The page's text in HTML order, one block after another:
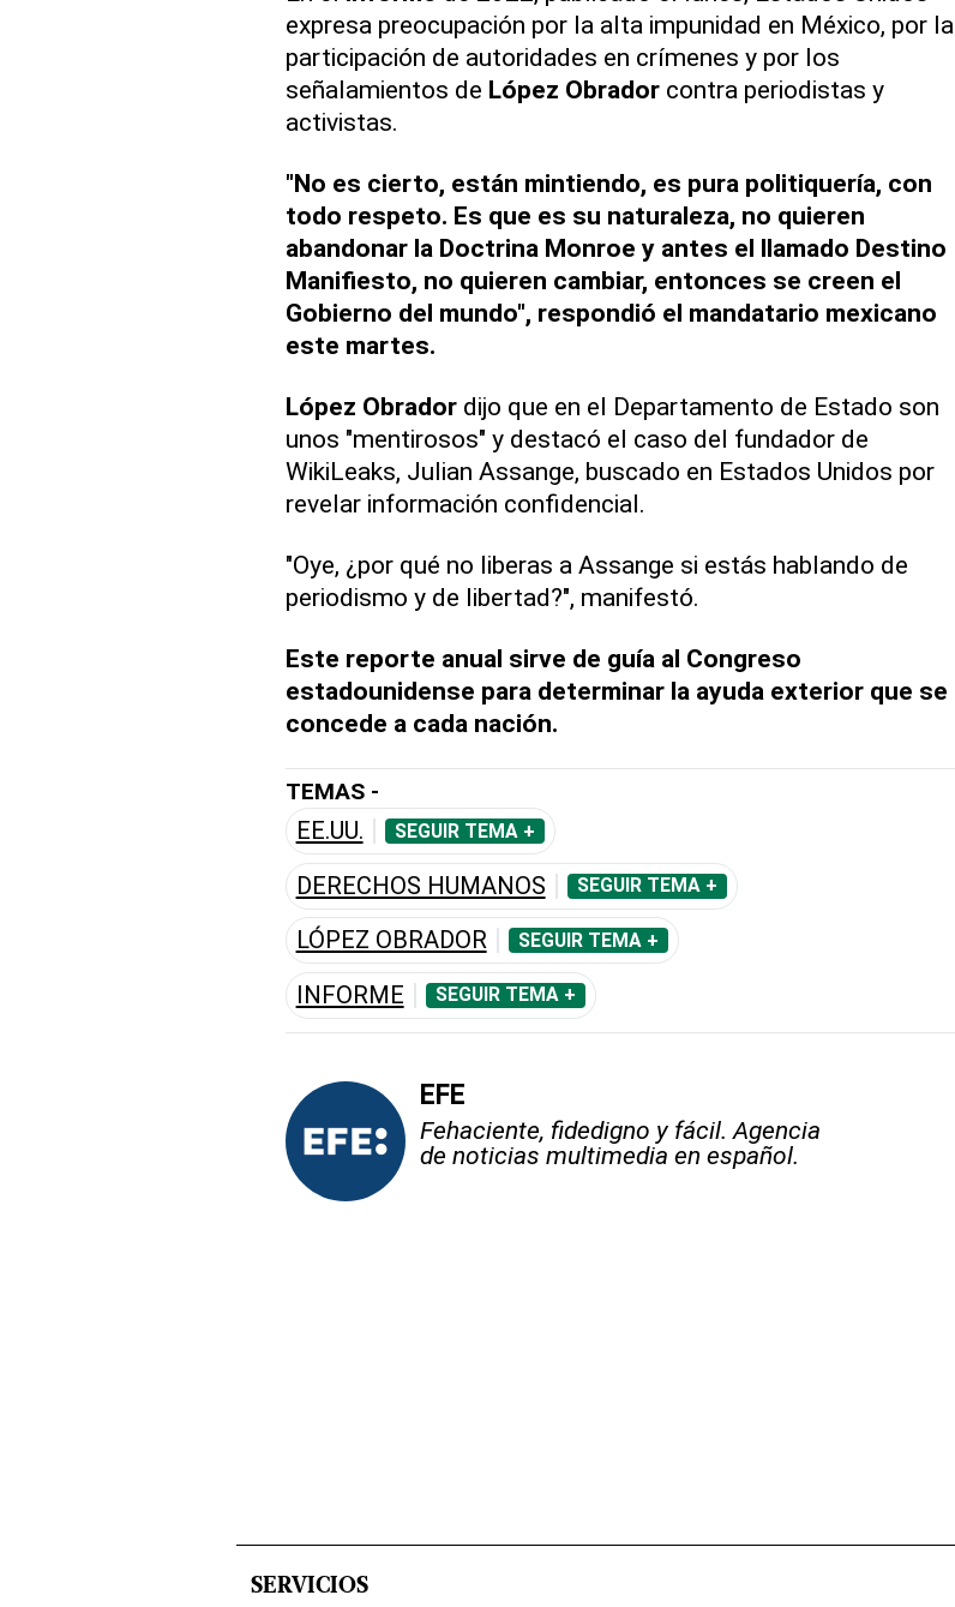
expresa preocupación por la alta impunidad en México, por la
participación de autoridades en crímenes y por los
señalamientos de López Obradorcontra periodistas y
activistas.
"No es cierto, están mintiendo, es pura politiquería, con
todo respeto. Es que es su naturaleza, no quieren
abandonar la Doctrina Monroe y antes el llamado Destino
Manifiesto, no quieren cambiar, entonces se creen el
Gobierno del mundo", respondió el mandatario mexicano
este martes.
López Obradordijo que en el Departamento de Estado son
unos "mentirosos" y destacó el caso del fundador de
WikiLeaks, Julian Assange, buscado en Estados Unidos por
revelar información confidencial.
"Oye, ¿por qué no liberas a Assange si estás hablando de
periodismo y de libertad?", manifestó.
Este reporte anual sirve de guía al Congreso
estadounidense para determinar la ayuda exterior que se
concede a cada nación.
TEMAS -
EE.UU. SEGUIR TEMA +
DERECHOS HUMANOS SEGUIR TEMA +
LÓPEZ OBRADOR SEGUIR TEMA +
INFORME SEGUIR TEMA +
EFE
Fehaciente, fidedigno y fácil. Agencia
de noticias multimedia en español.
SERVICIOS